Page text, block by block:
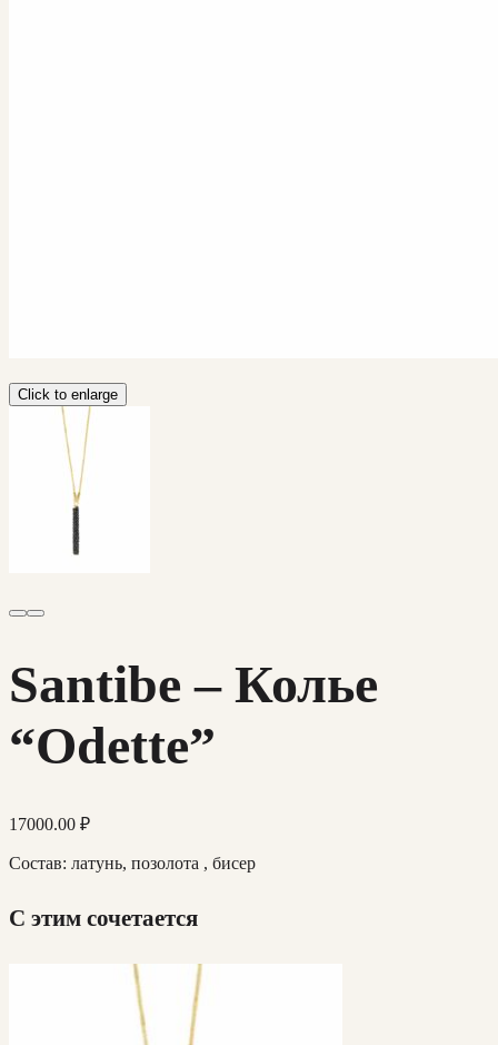
Click to enlarge
Santibe – Колье
“Odette”
17000.00 ₽
Состав: латунь, позолота , бисер
С этим сочетается